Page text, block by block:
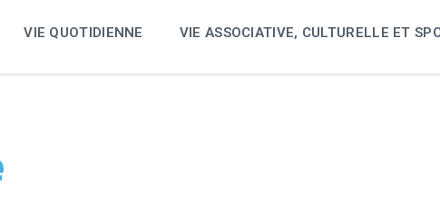
VIE QUOTIDIENNE VIE ASSOCIATIVE, CULTURELLE ET